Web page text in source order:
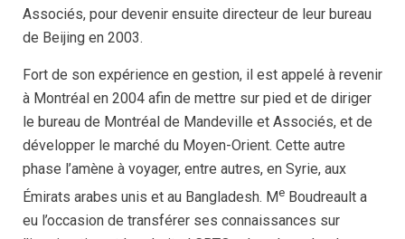
Associés, pour devenir ensuite directeur de leur bureau
de Beijing en 2003.
Fort de son expérience en gestion, il est appelé à revenir
à Montréal en 2004 afin de mettre sur pied et de diriger
le bureau de Montréal de Mandeville et Associés, et de
développer le marché du Moyen-Orient. Cette autre
phase l’amène à voyager, entre autres, en Syrie, aux
Émirats arabes unis et au Bangladesh. Me Boudreault a
eu l’occasion de transférer ses connaissances sur